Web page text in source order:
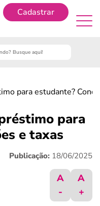
Cadastrar
para estudante?
para
e taxas
Publicação: 18/06/2025
A
-
A
+